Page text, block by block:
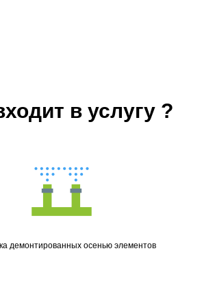
в услугу​ ?
демонтированных осенью элементов